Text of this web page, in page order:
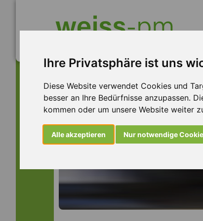
Ihre Privatsphäre ist uns
Diese Website verwendet Cookies und
besser an Ihre Bedürfnisse anzupassen.
kommen oder um unsere Website weiter
Alle akzeptieren Nur notwendige